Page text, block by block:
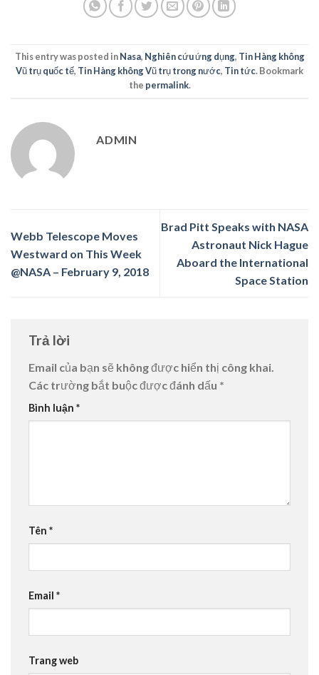
This entry was posted inNasa, Nghiên cứu ứng dụng, Tin Hàng không
Vũ trụ quốc tế, Tin Hàng không Vũ trụ trong nước, Tin tức. Bookmark
the permalink.
ADMIN
Webb Telescope Moves
Westward on This Week
@NASA – February 9, 2018
Brad Pitt Speaks with NASA
Astronaut Nick Hague
Aboard the International
Space Station
Trả lời
Email của bạn sẽ không được hiển thị công khai.
Các trường bắt buộc được đánh dấu *
Bình luận *
Tên *
Email *
Trang web